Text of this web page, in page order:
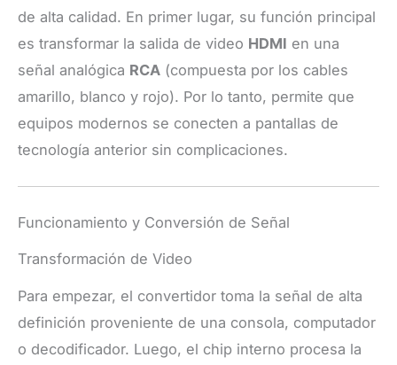
de alta calidad. En primer lugar, su función principal
es transformar la salida de video HDMI en una
señal analógica RCA (compuesta por los cables
amarillo, blanco y rojo). Por lo tanto, permite que
equipos modernos se conecten a pantallas de
tecnología anterior sin complicaciones.
Funcionamiento y Conversión de Señal
Transformación de Video
Para empezar, el convertidor toma la señal de alta
definición proveniente de una consola, computador
o decodificador. Luego, el chip interno procesa la